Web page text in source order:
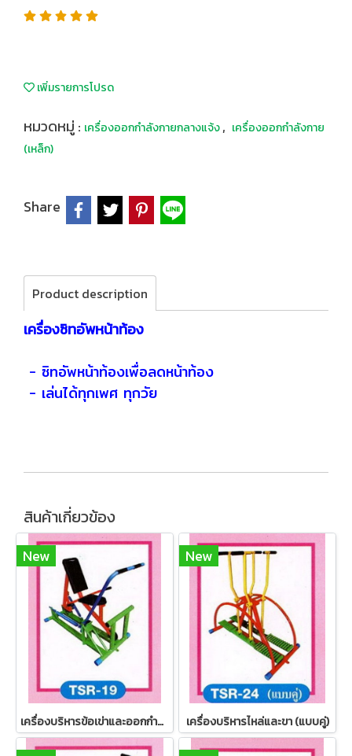
เพิ่มรายการโปรด
หมวดหมู่ : เครื่องออกกำลังกายกลางแจ้ง, เครื่องออกกำลังกาย
(เหล็ก)
Share
Product description
เครื่องซิทอัพหน้าท้อง
- ซิทอัพหน้าท้องเพื่อลดหน้าท้อง
- เล่นได้ทุกเพศ ทุกวัย
สินค้าเกี่ยวข้อง
New
เครื่องบริหารข้อเข่าและออกกำลังแขน
New
เครื่องบริหารไหล่และขา (แบบคู่)